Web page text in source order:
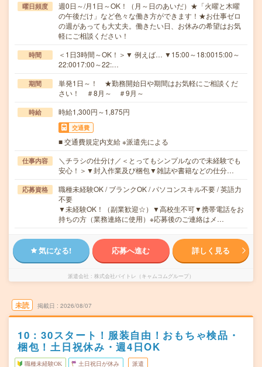
曜日頻度
週0日～/月1日～OK！（月～日のあいだ）★「火曜と木曜
の午後だけ」など色々な働き方ができます！★お仕事ゼロ
の週があっても大丈夫。働きたい日、お休みの希望はお気
軽にご相談ください！
時間
＜1日3時間～OK！＞▼ 例えば… ▼15:00～18:0015:00～
22:0017:00～22:…
期間
単発1日～！ ★勤務開始日や期間はお気軽にご相談くだ
さい！ ＃8月～ ＃9月～
時給 時給1,300円～1,875円
交通費
■ 交通費規定内支給 ※派遣先による
仕事内容
＼チラシの仕分け／＜とってもシンプルなので未経験でも
安心！＞▼封入作業及び梱包▼雑誌や書籍などの仕分…
応募資格
職種未経験OK / ブランクOK / パソコンスキル不要 / 英語力
不要
▼未経験OK！（副業歓迎☆）▼高校生不可▼携帯電話をお
持ちの方（業務連絡に使用）※応募後のご連絡はメ…
気になる! 応募へ進む 詳しく見る
派遣会社 株式会社バイトレ（キャムコムグループ）
未読 掲載日 2026/08/07
10：30スタート！服装自由！おもちゃ検品・
梱包！土日祝休み・週4日OK
職種未経験OK 土日祝日が休み 派遣